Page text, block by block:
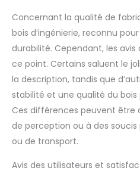
est
Concernant la qualité de
bois d’ingénierie, reconnu
durabilité. Cependant, les
ce point. Certains saluent le
la description, tandis que
stabilité et une qualité du
Ces différences peuvent être
de perception ou à des
ou de transport.
Avis des utilisateurs et